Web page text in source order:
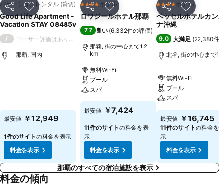
シェア お気に入りに追加
バケーションレンタル (貸切)
Good Life Apartment -
Vacation STAY 08485v
/ ユーザー評価はありません
那覇, 国内
最安値 ￥12,949
1件のサイトの料金を表示
料金を表示
シェア お気に入りに追加
4 ホテルのランク
ホテル
ロワジールホテル那覇
7.7 良い (6,332件の評価)
那覇, 街の中心まで1.2
km
無料Wi-Fi
プール
スパ
最安値 ￥7,424
11件のサイトの料金を表
示
料金を表示
シェア お気に入
4 ホテルのランク
ホテル
ベッセルホテルカ
ナ沖縄
9.0 大満足 (22,380
北谷, 街の中心まで
無料Wi-Fi
プール
スパ
最安値 ￥16,745
11件のサイトの料金
示
料金を表示
那覇のすべての宿泊施設を表示
料金の傾向